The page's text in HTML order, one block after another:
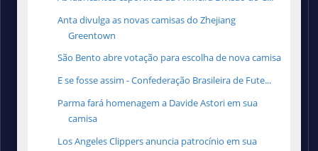
Anta divulga as novas camisas do Zhejiang
Greentown
São Bento abre votação para escolha de nova camisa
E se fosse assim - Confederação Brasileira de Fute...
Parma fará homenagem a Davide Astori em sua
camisa
Los Angeles Clippers anuncia patrocínio em sua